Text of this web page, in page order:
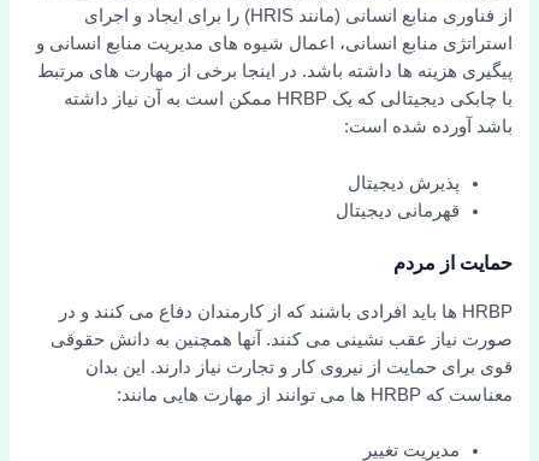
از فناوری منابع انسانی (مانند HRIS) را برای ایجاد و اجرای
استراتژی منابع انسانی، اعمال شیوه های مدیریت منابع انسانی و
پیگیری هزینه ها داشته باشد. در اینجا برخی از مهارت های مرتبط
با چابکی دیجیتالی که یک HRBP ممکن است به آن نیاز داشته
باشد آورده شده است:
پذیرش دیجیتال
قهرمانی دیجیتال
حمایت از مردم
HRBP ها باید افرادی باشند که از کارمندان دفاع می کنند و در
صورت نیاز عقب نشینی می کنند. آنها همچنین به دانش حقوقی
قوی برای حمایت از نیروی کار و تجارت نیاز دارند. این بدان
معناست که HRBP ها می توانند از مهارت هایی مانند:
مدیریت تغییر